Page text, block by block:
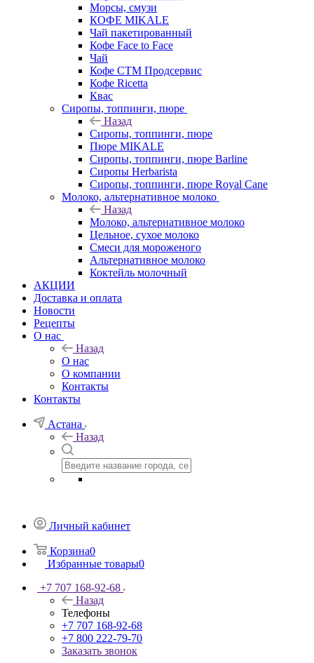
Морсы, смузи
КОФЕ MIKALE
Чай пакетированный
Кофе Face to Face
Чай
Кофе СТМ Продсервис
Кофе Ricetta
Квас
Сиропы, топпинги, пюре
Назад
Сиропы, топпинги, пюре
Пюре MIKALE
Сиропы, топпинги, пюре Barline
Сиропы Herbarista
Сиропы, топпинги, пюре Royal Cane
Молоко, альтернативное молоко
Назад
Молоко, альтернативное молоко
Цельное, сухое молоко
Смеси для мороженого
Альтернативное молоко
Коктейль молочный
АКЦИИ
Доставка и оплата
Новости
Рецепты
О нас
Назад
О нас
О компании
Контакты
Контакты
Астана
Назад
Личный кабинет
Корзина0
Избранные товары0
+7 707 168-92-68
Назад
Телефоны
+7 707 168-92-68
+7 800 222-79-70
Заказать звонок